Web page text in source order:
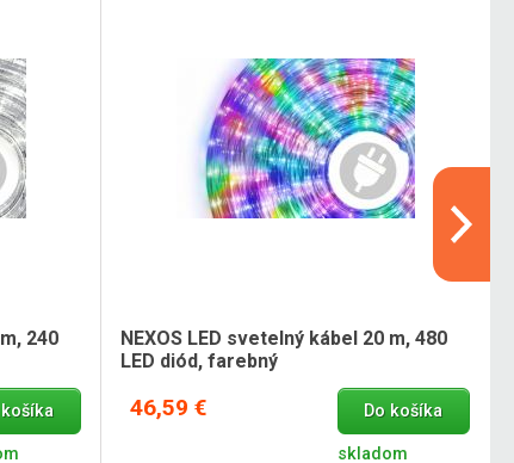
240
košíka
NEXOS LED svetelný kábel 20 m, 480
LED diód, farebný
46,59 € Do košíka
skladom